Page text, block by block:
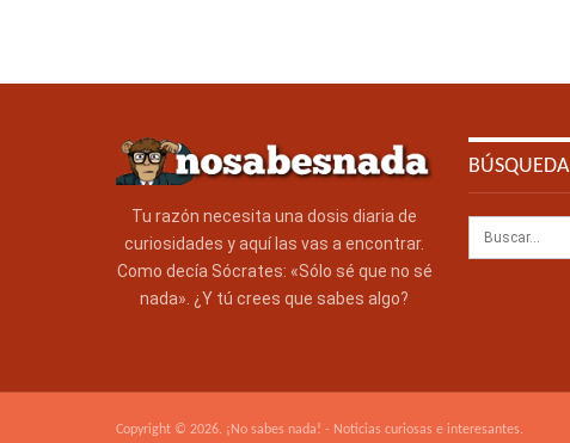
Tu razón necesita una dosis diaria de
curiosidades y aquí las vas a encontrar.
Como decía Sócrates: «Sólo sé que no sé
nada». ¿Y tú crees que sabes algo?
BÚSQUEDA
Copyright © 2026. ¡No sabes nada! - Noticias curiosas e interesantes.